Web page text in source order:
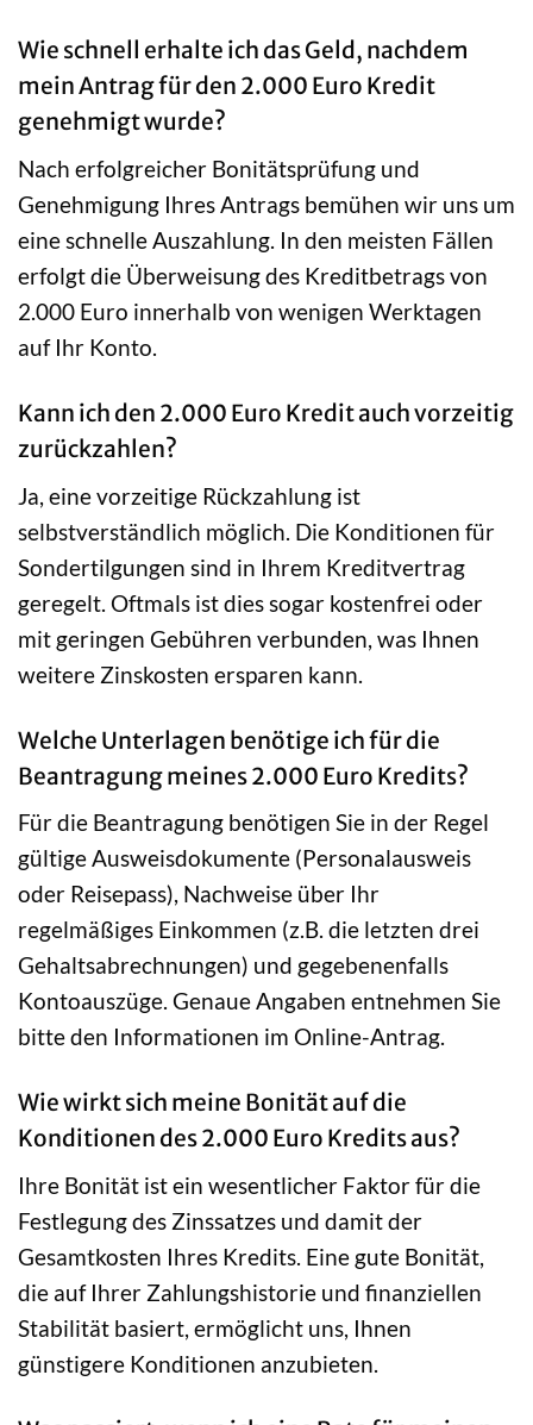
Wie schnell erhalte ich das Geld, nachdem
mein Antrag für den 2.000 Euro Kredit
genehmigt wurde?
Nach erfolgreicher Bonitätsprüfung und
Genehmigung Ihres Antrags bemühen wir uns um
eine schnelle Auszahlung. In den meisten Fällen
erfolgt die Überweisung des Kreditbetrags von
2.000 Euro innerhalb von wenigen Werktagen
auf Ihr Konto.
Kann ich den 2.000 Euro Kredit auch vorzeitig
zurückzahlen?
Ja, eine vorzeitige Rückzahlung ist
selbstverständlich möglich. Die Konditionen für
Sondertilgungen sind in Ihrem Kreditvertrag
geregelt. Oftmals ist dies sogar kostenfrei oder
mit geringen Gebühren verbunden, was Ihnen
weitere Zinskosten ersparen kann.
Welche Unterlagen benötige ich für die
Beantragung meines 2.000 Euro Kredits?
Für die Beantragung benötigen Sie in der Regel
gültige Ausweisdokumente (Personalausweis
oder Reisepass), Nachweise über Ihr
regelmäßiges Einkommen (z.B. die letzten drei
Gehaltsabrechnungen) und gegebenenfalls
Kontoauszüge. Genaue Angaben entnehmen Sie
bitte den Informationen im Online-Antrag.
Wie wirkt sich meine Bonität auf die
Konditionen des 2.000 Euro Kredits aus?
Ihre Bonität ist ein wesentlicher Faktor für die
Festlegung des Zinssatzes und damit der
Gesamtkosten Ihres Kredits. Eine gute Bonität,
die auf Ihrer Zahlungshistorie und finanziellen
Stabilität basiert, ermöglicht uns, Ihnen
günstigere Konditionen anzubieten.